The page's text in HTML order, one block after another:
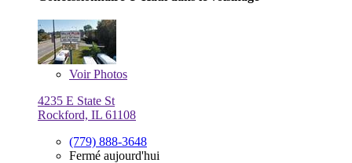
VoirPhotos
4235 E State St
Rockford, IL 61108
(779) 888-3648
Fermé aujourd'hui